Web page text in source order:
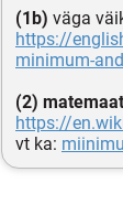
(1b) väga
https://
minimum-
(2)
https://
vt ka: